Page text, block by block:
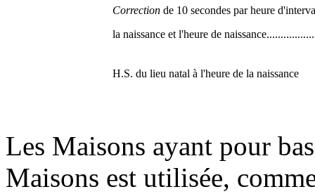
Correctionde 10 secondes par heure
la naissance et l'heure de
H.S. du lieu natal à l'heure de la naissance
Les Maisons ayant pour
Maisons est utilisée,